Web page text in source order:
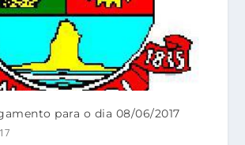
para o dia 08/06/2017